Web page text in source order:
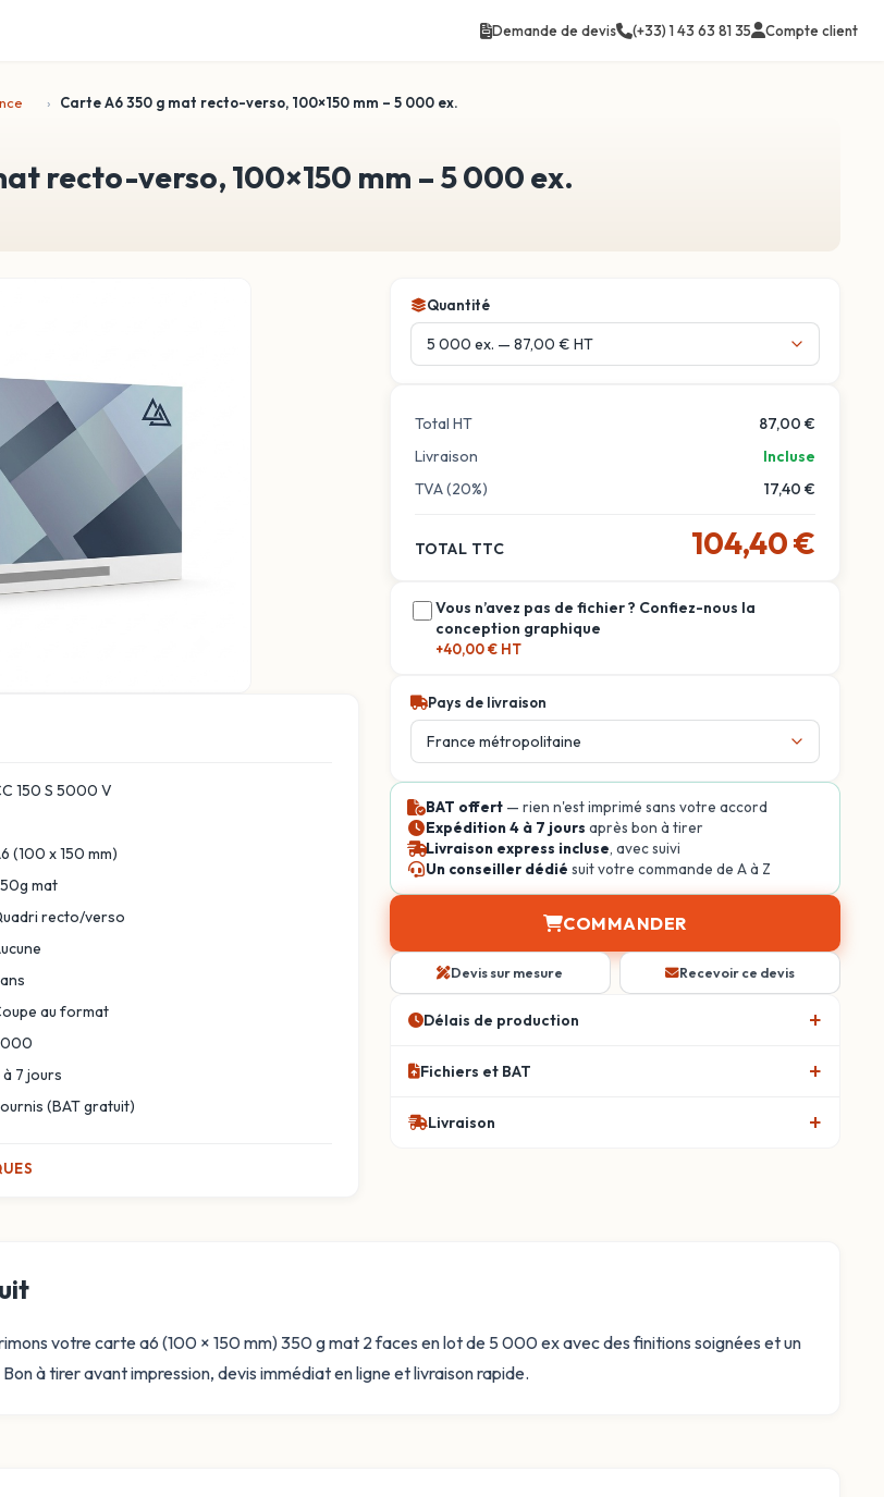
Demande de devis (+33) 1 43 63 81 35 Compte client
Carte A6 350 g mat recto-verso, 100×150 mm – 5 000 ex.
recto-verso, 100×150 mm – 5 000 ex.
150 S 5000 V
(100 x 150 mm)
mat
recto/verso
au format
à 7 jours
(BAT gratuit)
Quantité
Total HT
87,00 €
Livraison
Incluse
TVA (20%)
17,40 €
TOTAL TTC 104,40 €
Vous n’avez pas de fichier ? Confiez-nous la
conception graphique
+40,00 € HT
Pays de livraison
BAT offert— rien n'est imprimé sans votre accord
Expédition 4 à 7 jours après bon à tirer
Livraison express incluse, avec suivi
Un conseiller dédié suit votre commande de A à Z
COMMANDER
Devis sur mesure Recevoir ce devis
Délais de production
Fichiers et BAT
Livraison
votre carte a6 (100 × 150 mm) 350 g mat 2 faces en lot de 5 000 ex avec des finitions soignées et un
à tirer avant impression, devis immédiat en ligne et livraison rapide.